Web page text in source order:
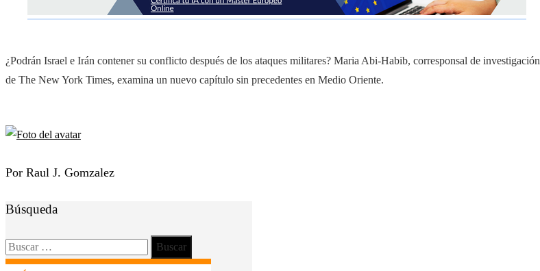
¿Podrán Israel e Irán contener su conflicto después de los ataques militares? Maria Abi-Habib, corresponsal de investigación
de The New York Times, examina un nuevo capítulo sin precedentes en Medio Oriente.
Por Raul J. Gomzalez
Búsqueda
Buscar: